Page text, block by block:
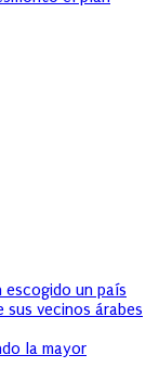
un país
sus vecinos árabes
la mayor